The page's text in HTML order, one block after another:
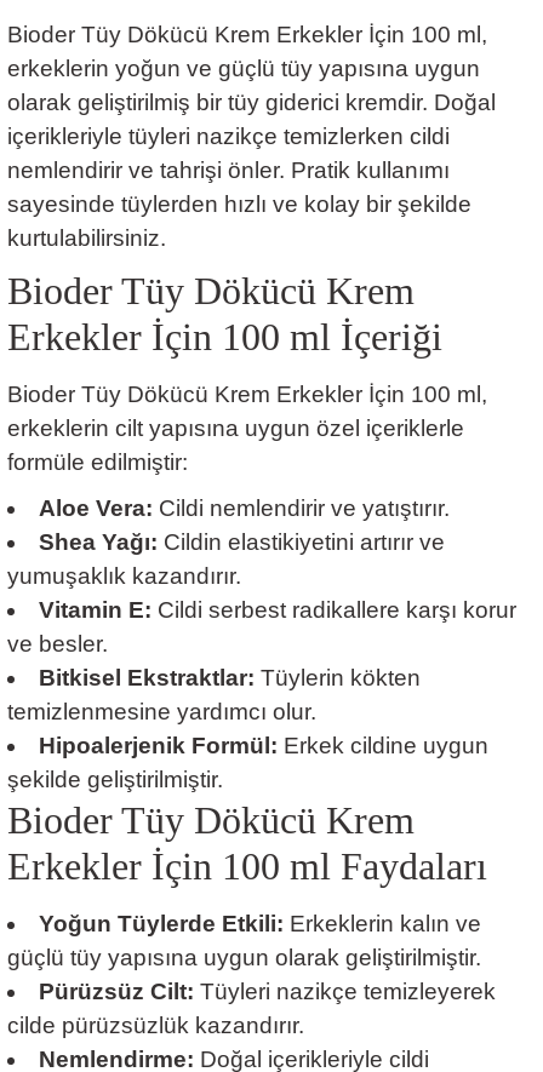
Bioder Tüy Dökücü Krem Erkekler İçin 100 ml,
erkeklerin yoğun ve güçlü tüy yapısına uygun
olarak geliştirilmiş bir tüy giderici kremdir. Doğal
içerikleriyle tüyleri nazikçe temizlerken cildi
nemlendirir ve tahrişi önler. Pratik kullanımı
sayesinde tüylerden hızlı ve kolay bir şekilde
kurtulabilirsiniz.
Bioder Tüy Dökücü Krem
Erkekler İçin 100 ml İçeriği
Bioder Tüy Dökücü Krem Erkekler İçin 100 ml,
erkeklerin cilt yapısına uygun özel içeriklerle
formüle edilmiştir:
Aloe Vera: Cildi nemlendirir ve yatıştırır.
Shea Yağı: Cildin elastikiyetini artırır ve
yumuşaklık kazandırır.
Vitamin E: Cildi serbest radikallere karşı korur
ve besler.
Bitkisel Ekstraktlar: Tüylerin kökten
temizlenmesine yardımcı olur.
Hipoalerjenik Formül: Erkek cildine uygun
şekilde geliştirilmiştir.
Bioder Tüy Dökücü Krem
Erkekler İçin 100 ml Faydaları
Yoğun Tüylerde Etkili: Erkeklerin kalın ve
güçlü tüy yapısına uygun olarak geliştirilmiştir.
Pürüzsüz Cilt: Tüyleri nazikçe temizleyerek
cilde pürüzsüzlük kazandırır.
Nemlendirme: Doğal içerikleriyle cildi